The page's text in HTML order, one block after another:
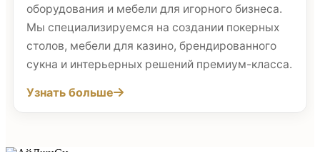
оборудования и мебели для игорного бизнеса.
Мы специализируемся на создании покерных
столов, мебели для казино, брендированного
сукна и интерьерных решений премиум-класса.
Узнать больше